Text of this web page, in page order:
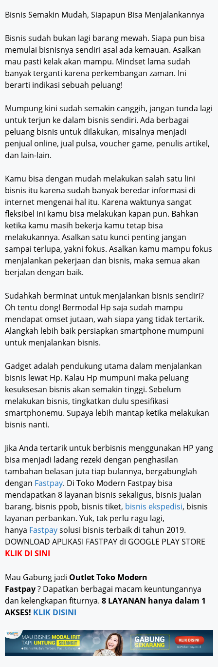
Bisnis Semakin Mudah, Siapapun Bisa Menjalankannya
Bisnis sudah bukan lagi barang mewah. Siapa pun bisa
memulai bisnisnya sendiri asal ada kemauan. Asalkan
mau pasti kelak akan mampu. Mindset lama sudah
banyak terganti karena perkembangan zaman. Ini
berarti indikasi sebuah peluang!
Mumpung kini sudah semakin canggih, jangan tunda lagi
untuk terjun ke dalam bisnis sendiri. Ada berbagai
peluang bisnis untuk dilakukan, misalnya menjadi
penjual online, jual pulsa, voucher game, penulis artikel,
dan lain-lain.
Kamu bisa dengan mudah melakukan salah satu lini
bisnis itu karena sudah banyak beredar informasi di
internet mengenai hal itu. Karena waktunya sangat
fleksibel ini kamu bisa melakukan kapan pun. Bahkan
ketika kamu masih bekerja kamu tetap bisa
melakukannya. Asalkan satu kunci penting jangan
sampai terlupa, yakni fokus. Asalkan kamu mampu fokus
menjalankan pekerjaan dan bisnis, maka semua akan
berjalan dengan baik.
Sudahkah berminat untuk menjalankan bisnis sendiri?
Oh tentu dong! Bermodal Hp saja sudah mampu
mendapat omset jutaan, wah siapa yang tidak tertarik.
Alangkah lebih baik persiapkan smartphone mumpuni
untuk menjalankan bisnis.
Gadget adalah pendukung utama dalam menjalankan
bisnis lewat Hp. Kalau Hp mumpuni maka peluang
kesuksesan bisnis akan semakin tinggi. Sebelum
melakukan bisnis, tingkatkan dulu spesifikasi
smartphonemu. Supaya lebih mantap ketika melakukan
bisnis nanti.
Jika Anda tertarik untuk berbisnis menggunakan HP yang
bisa menjadi ladang rezeki dengan penghasilan
tambahan belasan juta tiap bulannya, bergabunglah
dengan Fastpay. Di Toko Modern Fastpay bisa
mendapatkan 8 layanan bisnis sekaligus, bisnis jualan
barang, bisnis ppob, bisnis tiket, bisnis ekspedisi, bisnis
layanan perbankan. Yuk, tak perlu ragu lagi,
hanya Fastpaysolusi bisnis terbaik di tahun 2019.
DOWNLOAD APLIKASI FASTPAY di GOOGLE PLAY STORE
KLIK DI SINI
Mau Gabung jadi Outlet Toko Modern
Fastpay? Dapatkan berbagai macam keuntungannya
dan kelengkapan fiturnya. 8 LAYANAN hanya dalam 1
AKSES! KLIK DISINI